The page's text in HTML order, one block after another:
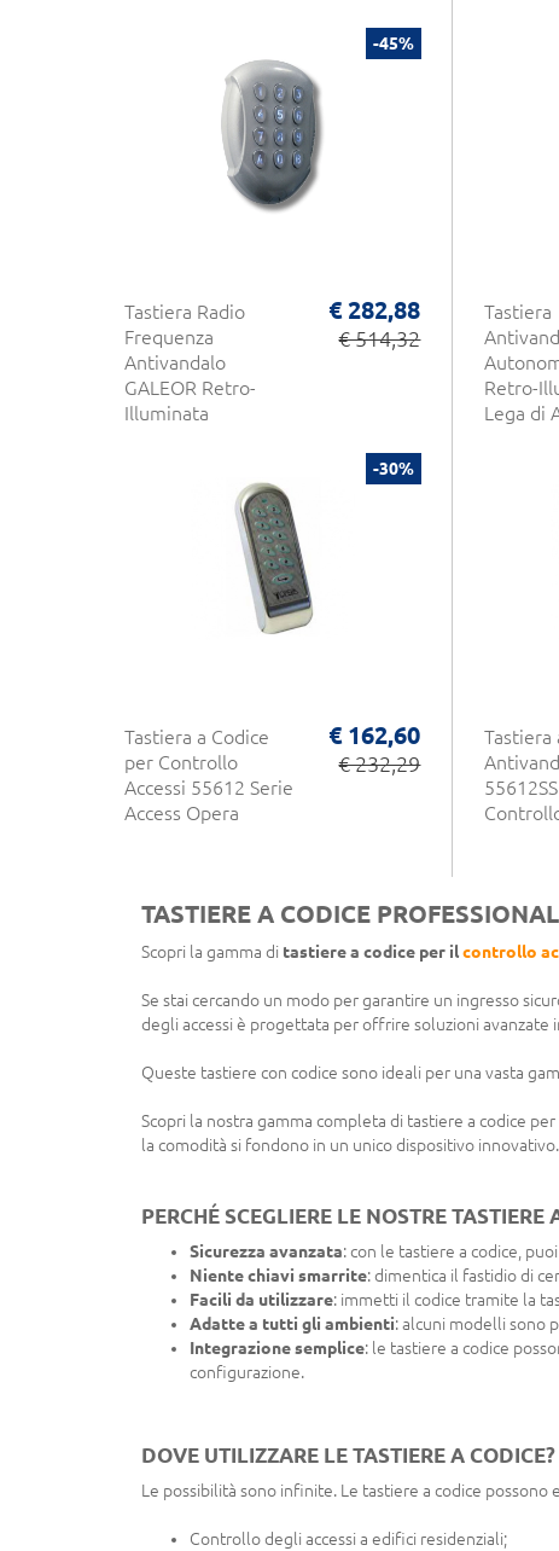
Design Innovativo
-45%
Tastiera Radio
Frequenza
Antivandalo
GALEOR Retro-
Illuminata
€ 282,88
€ 514,32
Tastiera
Retro-
Lega di
-30%
Tastiera a Codice
per Controllo
Accessi 55612 Serie
Access Opera
€ 162,60
€ 232,29
Tastiera
TASTIERE A CODICE
Scopri la gamma di tastiere a codice per ilcontrollo
Se stai cercando un modo per garantire un ingresso
degli accessi è progettata per offrire soluzioni avanzate
Queste tastiere con codice sono ideali per una vasta
Scopri la nostra gamma completa di tastiere a codice
la comodità si fondono in un unico dispositivo innovativo.
PERCHÉ SCEGLIERE LE NOSTRE TASTIERE
Sicurezza avanzata: con le tastiere a codice,
Niente chiavi smarrite: dimentica il fastidio di
Facili da utilizzare: immetti il codice tramite la
Adatte a tutti gli ambienti: alcuni modelli sono
Integrazione semplice: le tastiere a codice
configurazione.
DOVE UTILIZZARE LE TASTIERE A CODICE?
Le possibilità sono infinite. Le tastiere a codice possono
Controllo degli accessi a edifici residenziali;